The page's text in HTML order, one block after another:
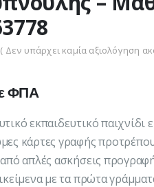
( Δεν υπάρχει καμία αξιολόγηση
ΦΠΑ
εκπαιδευτικό παιχνίδι
κάρτες γραφής
απλές ασκήσεις
με τα πρώτα